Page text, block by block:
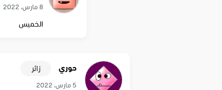
8 مارس، 2022
الخميس
حوري زائر
5 مارس، 2022